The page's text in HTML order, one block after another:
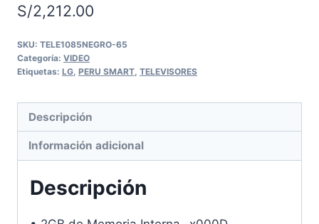
S/2,212.00
SKU: TELE1085NEGRO-65
Categoría: VIDEO
Etiquetas: LG PERU SMART TELEVISORES
Descripción
Información adicional
Descripción